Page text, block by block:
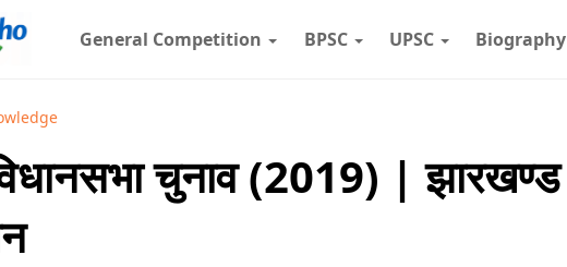
General Competition BPSC UPSC Biography
चुनाव (2019) | झारखण्ड